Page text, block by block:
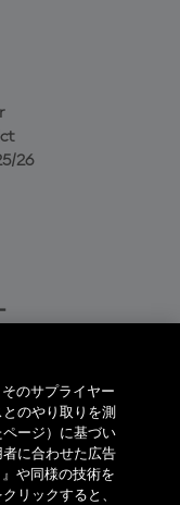
26
そのサプライヤー
のやり取りを測
ージ）に基づい
に合わせた広告
や同様の技術を
リックすると、